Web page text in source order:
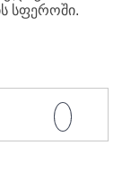
სფეროში.